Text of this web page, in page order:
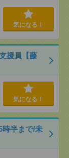
気になる！
援員【藤
気になる！
時半まで/未